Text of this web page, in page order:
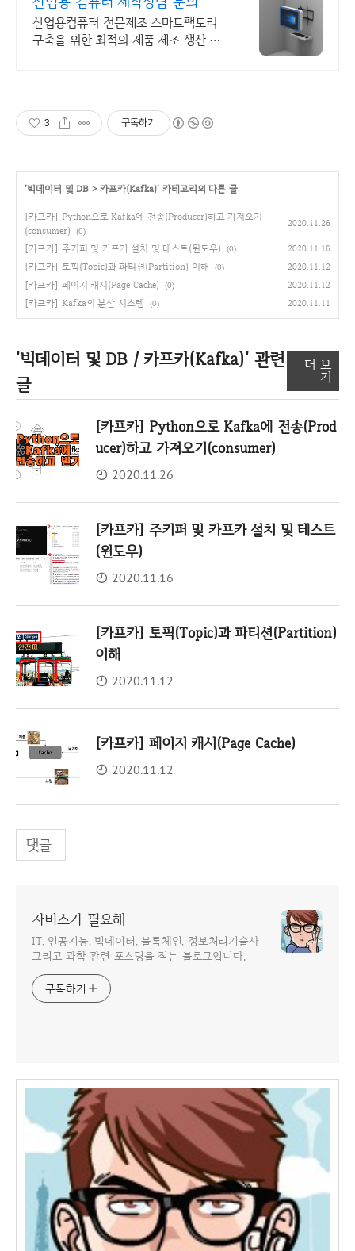
산업용컴퓨터 전문제조 스마트팩토리
구축을 위한 최적의 제품 제조 생산 디
3 구독하기
'빅데이터 및 DB >카프카(Kafka)' 카테고리의 다른 글
[카프카] Python으로 Kafka에 전송(Producer)하고 가져오기
(consumer)
(0)
2020.11.26
[카프카] 주키퍼 및 카프카 설치 및 테스트(윈도우) (0) 2020.11.16
[카프카] 토픽(Topic)과 파티션(Partition) 이해 (0) 2020.11.12
[카프카] 페이지 캐시(Page Cache) (0) 2020.11.12
[카프카] Kafka의 분산 시스템 (0) 2020.11.11
'빅데이터 및 DB / 카프카(Kafka)' 관련
글
더 보
기
[카프카] Python으로 Kafka에 전송(Prod
ucer)하고 가져오기(consumer)
2020.11.26
[카프카] 주키퍼 및 카프카 설치 및 테스트
(윈도우)
2020.11.16
[카프카] 토픽(Topic)과 파티션(Partition)
이해
2020.11.12
[카프카] 페이지 캐시(Page Cache)
2020.11.12
댓글
자비스가 필요해
IT, 인공지능, 빅데이터, 블록체인, 정보처리기술사
그리고 과학 관련 포스팅을 적는 블로그입니다.
구독하기